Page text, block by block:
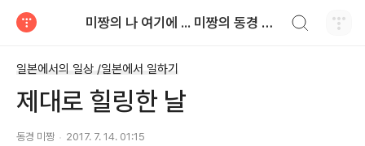
미짱의 나 여기에 ... 미짱의 동경 생활
일본에서의 일상 /일본에서 일하기
제대로 힐링한 날
동경 미짱 2017. 7. 14. 01:15